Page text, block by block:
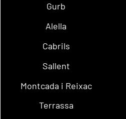
Gurb
Alella
Cabrils
Sallent
Montcada i Reixac
Terrassa